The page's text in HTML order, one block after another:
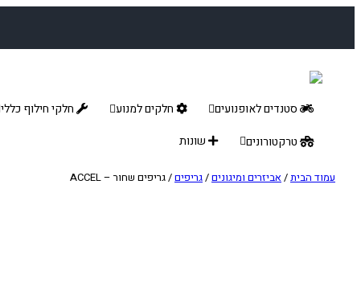
סטנדים לאופנועים חלקים למנוע חלקי חילוף כללי
טרקטורונים
שונות
עמוד הבית/אביזרים ומיגונים/גריפים/ גריפים שחור – ACCEL